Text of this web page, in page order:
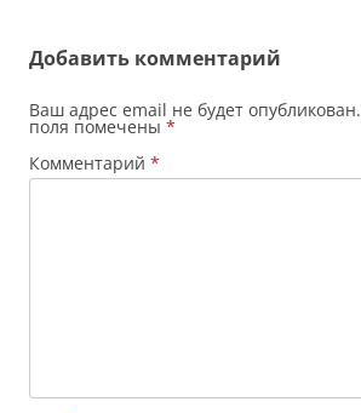
Добавить комментарий
Ваш адрес email не будет опубликован.
поля помечены *
Комментарий *